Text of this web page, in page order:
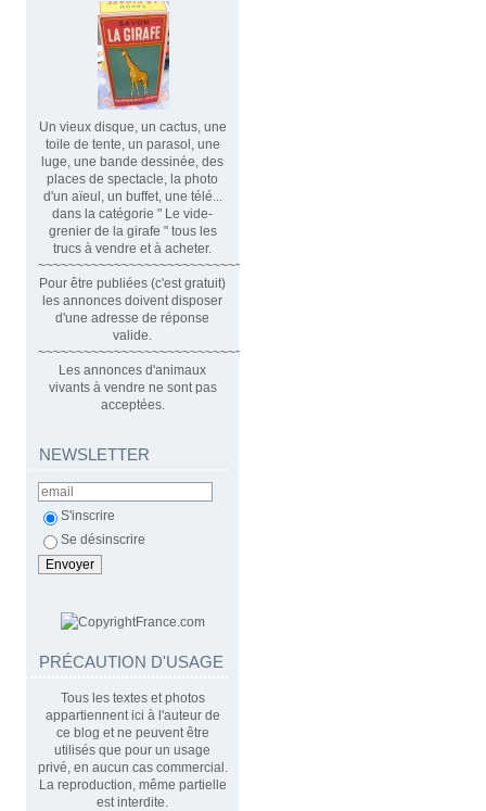
Un vieux disque, un cactus, une
toile de tente, un parasol, une
luge, une bande dessinée, des
places de spectacle, la photo
d'un aïeul, un buffet, une télé...
dans la catégorie " Le vide-
grenier de la girafe " tous les
trucs à vendre et à acheter.
~~~~~~~~~~~~~~~~~~~~~~~~~~~~~~
Pour être publiées (c'est gratuit)
les annonces doivent disposer
d'une adresse de réponse
valide.
~~~~~~~~~~~~~~~~~~~~~~~~~~~~~~~~
Les annonces d'animaux
vivants à vendre ne sont pas
acceptées.
NEWSLETTER
S'inscrire
Se désinscrire
PRÉCAUTION D'USAGE
Tous les textes et photos
appartiennent ici à l'auteur de
ce blog et ne peuvent être
utilisés que pour un usage
privé, en aucun cas commercial.
La reproduction, même partielle
est interdite.